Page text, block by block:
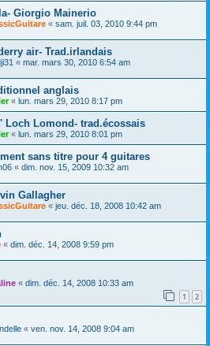
Giorgio Mainerio
« sam. juil. 03, 2010 9:44 pm
air- Trad.irlandais
« mar. mars 30, 2010 6:54 am
anglais
« lun. mars 29, 2010 8:17 pm
Loch Lomond- trad.écossais
« lun. mars 29, 2010 8:01 pm
sans titre pour 4 guitares
« dim. nov. 15, 2009 10:32 am
Gallagher
« jeu. déc. 18, 2008 10:42 am
« dim. déc. 14, 2008 9:59 pm
« dim. déc. 14, 2008 10:33 am
1 2
« ven. nov. 14, 2008 9:04 am